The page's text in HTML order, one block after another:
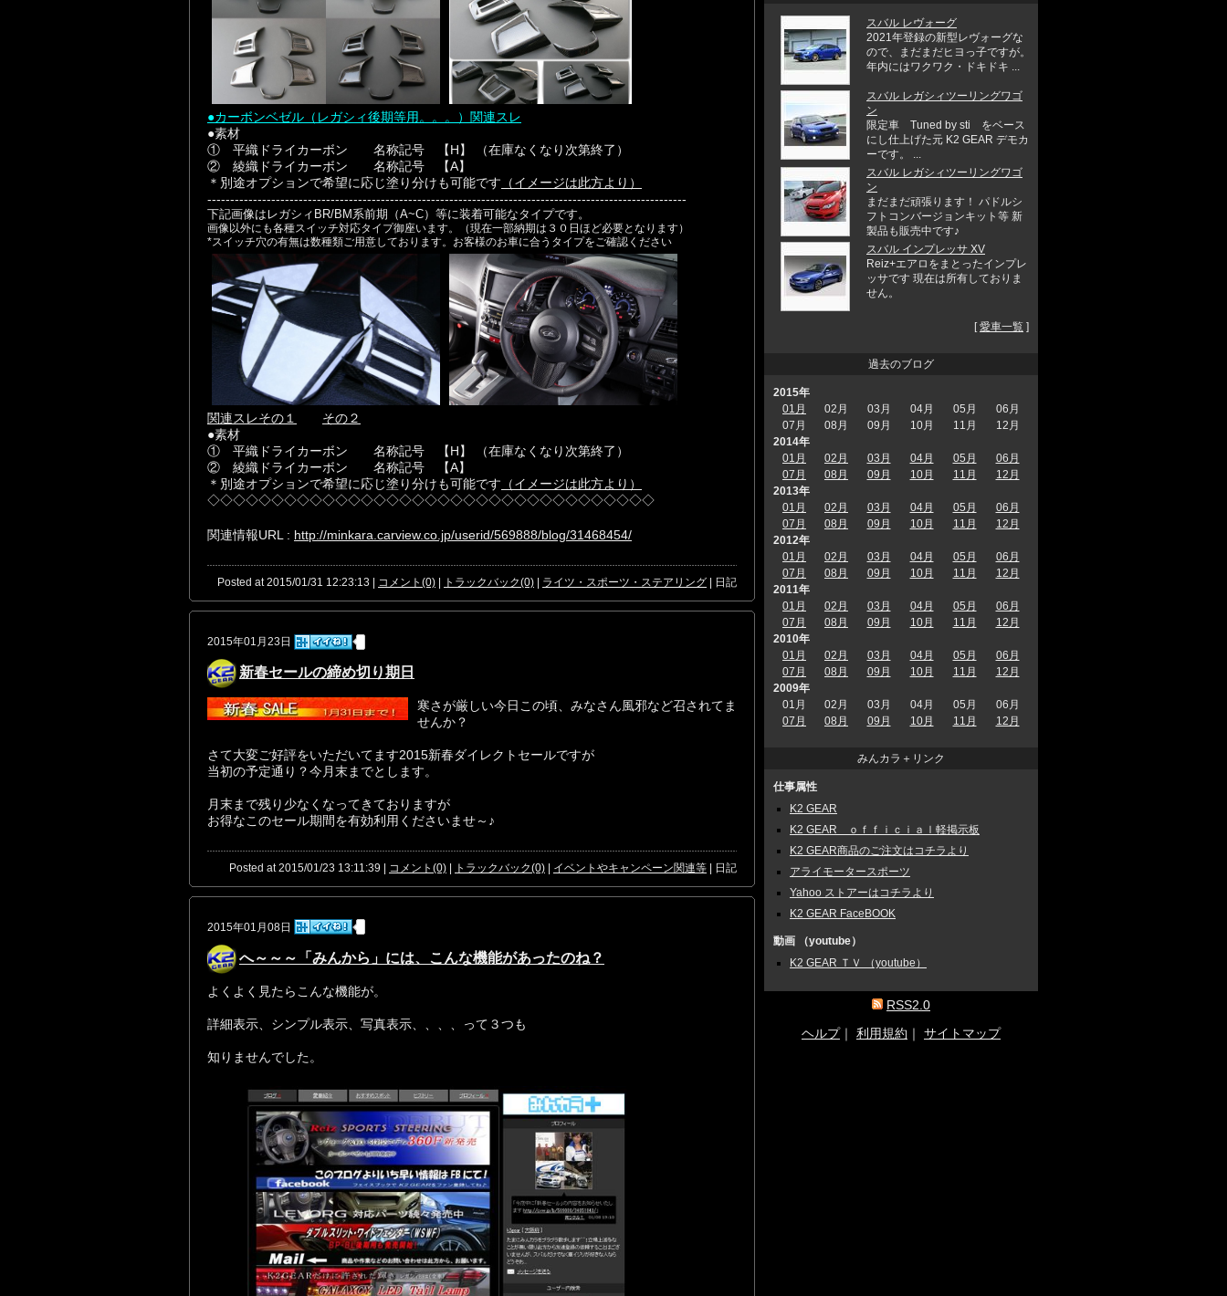
●カーボンベゼル（レガシィ後期等用。。。）関連スレ
●素材
① 平織ドライカーボン 名称記号 【H】 （在庫なくなり次第終了）
② 綾織ドライカーボン 名称記号 【A】
＊別途オプションで希望に応じ塗り分けも可能です （イメージは此方より）
---------------------------------------------------------------------------------------------------------
下記画像はレガシィBR/BM系前期（A~C）等に装着可能なタイプです。
画像以外にも各種スイッチ対応タイプ御座います。（現在一部納期は３０日ほど必要となります）
*スイッチ穴の有無は数種類ご用意しております。お客様のお車に合うタイプをご確認ください
関連スレその１
その２
●素材
① 平織ドライカーボン 名称記号 【H】 （在庫なくなり次第終了）
② 綾織ドライカーボン 名称記号 【A】
＊別途オプションで希望に応じ塗り分けも可能です （イメージは此方より）
◇◇◇◇◇◇◇◇◇◇◇◇◇◇◇◇◇◇◇◇◇◇◇◇◇◇◇◇◇◇◇◇◇◇◇
関連情報URL : http://minkara.carview.co.jp/userid/569888/blog/31468454/
Posted at 2015/01/31 12:23:13 | コメント(0) トラックバック(0) ライツ・スポーツ・ステアリング | 日記
2015年01月23日
新春セールの締め切り期日
寒さが厳しい今日この頃、みなさん風邪など召されてま
せんか？
さて大変ご好評をいただいてます2015新春ダイレクトセールですが
当初の予定通り？今月末までとします。
月末まで残り少なくなってきておりますが
お得なこのセール期間を有効利用くださいませ～♪
Posted at 2015/01/23 13:11:39 | コメント(0) トラックバック(0) イベントやキャンペーン関連等 | 日記
2015年01月08日
へ～～～「みんから」には、こんな機能があったのね？
よくよく見たらこんな機能が。
詳細表示、シンプル表示、写真表示、、、、って３つも
知りませんでした。
スバル レヴォーグ
2021年登録の新型レヴォーグな
ので、まだまだヒヨっ子ですが。
年内にはワクワク・ドキドキ ...
スバル レガシィツーリングワゴ
ン
限定車 Tuned by sti をベース
にし仕上げた元 K2 GEAR デモカ
ーです。 ...
スバル レガシィツーリングワゴ
ン
まだまだ頑張ります！ パドルシ
フトコンバージョンキット等 新
製品も販売中です♪
スバル インプレッサ XV
Reiz+エアロをまとったインプレ
ッサです 現在は所有しておりま
せん。
[愛車一覧 ]
過去のブログ
2015年
01月
02月 03月 04月 05月
06月
07月
08月 09月 10月 11月
12月
2014年
01月
02月 03月 04月 05月
06月
07月
08月 09月 10月 11月
12月
2013年
01月
02月 03月 04月 05月
06月
07月
08月 09月 10月 11月
12月
2012年
01月
02月 03月 04月 05月
06月
07月
08月 09月 10月 11月
12月
2011年
01月
02月 03月 04月 05月
06月
07月
08月 09月 10月 11月
12月
2010年
01月
02月 03月 04月 05月
06月
07月
08月 09月 10月 11月
12月
2009年
01月
02月 03月 04月 05月
06月
07月
08月 09月 10月 11月 12月
みんカラ＋リンク
仕事属性
K2 GEAR
K2 GEAR ｏｆｆｉｃｉａｌ軽掲示板
K2 GEAR商品のご注文はコチラより
アライモータースポーツ
Yahoo ストアーはコチラより
K2 GEAR FaceBOOK
動画 （youtube）
K2 GEAR ＴＶ （youtube）
RSS2.0
ヘルプ｜ 利用規約 ｜ サイトマップ